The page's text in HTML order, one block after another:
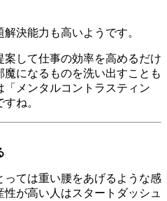
決能力も高いようです。
して仕事の効率を高めるだけ
になるものを洗い出すことも
メンタルコントラスティン
ね。
ては重い腰をあげるような感
が高い人はスタートダッシュ